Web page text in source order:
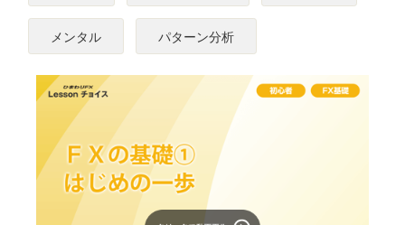
メンタル パターン分析